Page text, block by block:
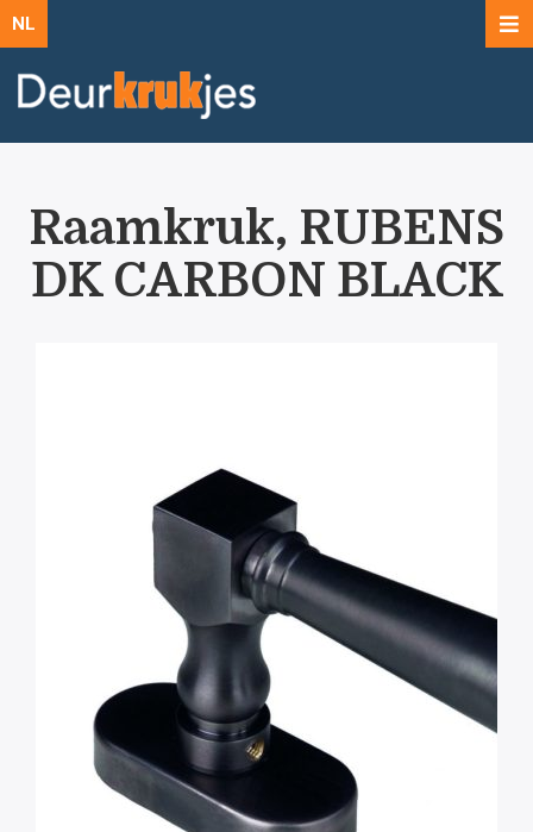
NL
Raamkruk, RUBENS
DK CARBON BLACK